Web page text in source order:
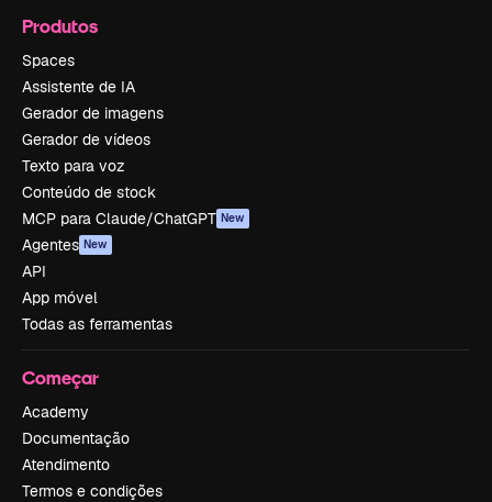
Produtos
Spaces
Assistente de IA
Gerador de imagens
Gerador de vídeos
Texto para voz
Conteúdo de stock
MCP para Claude/ChatGPT New
Agentes New
API
App móvel
Todas as ferramentas
Começar
Academy
Documentação
Atendimento
Termos e condições